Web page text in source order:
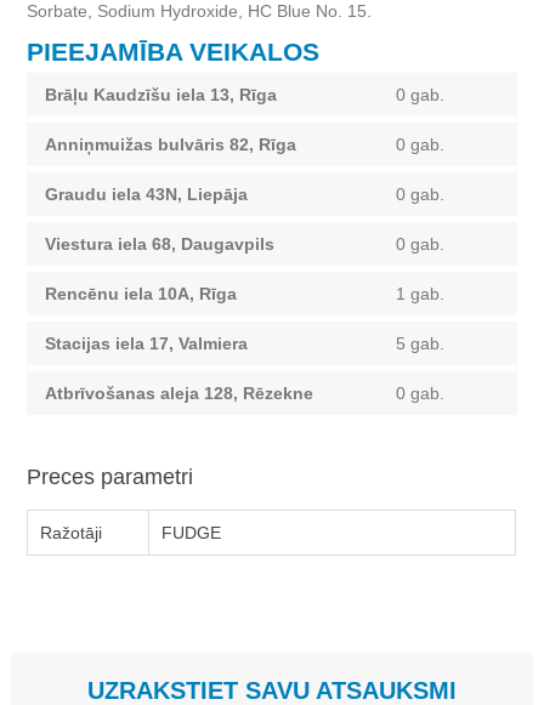
Sorbate, Sodium Hydroxide, HC Blue No. 15.
PIEEJAMĪBA VEIKALOS
Brāļu Kaudzīšu iela 13, Rīga 0 gab.
Anniņmuižas bulvāris 82, Rīga 0 gab.
Graudu iela 43N, Liepāja 0 gab.
Viestura iela 68, Daugavpils 0 gab.
Rencēnu iela 10A, Rīga 1 gab.
Stacijas iela 17, Valmiera 5 gab.
Atbrīvošanas aleja 128, Rēzekne 0 gab.
Preces parametri
Ražotāji FUDGE
UZRAKSTIET SAVU ATSAUKSMI